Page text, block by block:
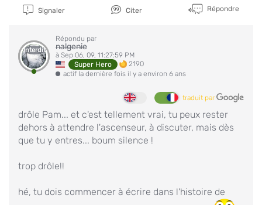
Signaler Citer Répondre
Interdit
Répondu par
nalgenie
à Sep 06, 09, 11:27:59 PM
Super Hero
2190
actif la dernière fois il y a environ 6 ans
traduit par
drôle Pam... et c'est tellement vrai, tu peux rester
dehors à attendre l'ascenseur, à discuter, mais dès
que tu y entres... boum silence !
trop drôle!!
hé, tu dois commencer à écrire dans l'histoire de